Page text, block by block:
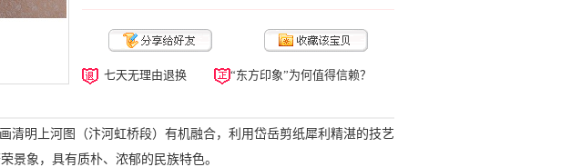
七天无理由退换 “东方印象”为何值得信赖？
清明上河图（汴河虹桥段）有机融合，利用岱岳剪纸犀利精湛的技艺
景象，具有质朴、浓郁的民族特色。